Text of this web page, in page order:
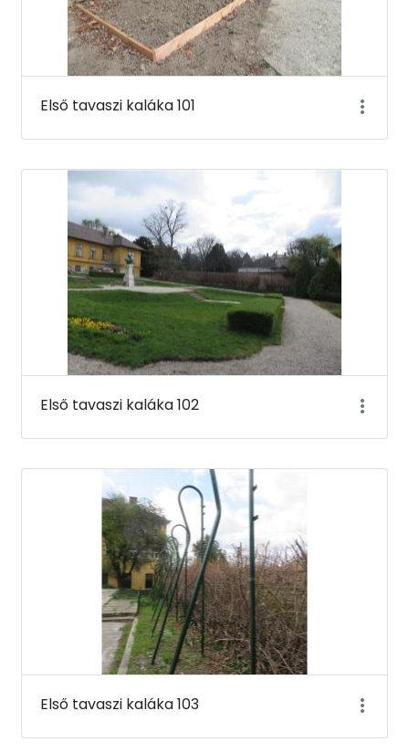
Első tavaszi kaláka 101
Első tavaszi kaláka 102
Első tavaszi kaláka 103